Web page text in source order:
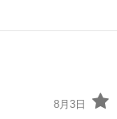
8月3日